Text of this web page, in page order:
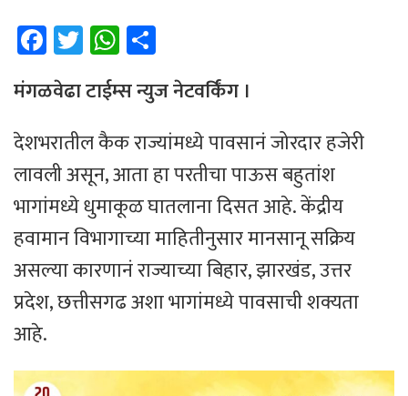
Fa
ce
b
o
ok
T
wi
tt
er
W
h
at
sA
p
p
ar
e
मंगळवेढा टाईम्स न्युज नेटवर्किंग ।
देशभरातील कैक राज्यांमध्ये पावसानं जोरदार हजेरी
लावली असून, आता हा परतीचा पाऊस बहुतांश
भागांमध्ये धुमाकूळ घातलाना दिसत आहे. केंद्रीय
हवामान विभागाच्या माहितीनुसार मानसानू सक्रिय
असल्या कारणानं राज्याच्या बिहार, झारखंड, उत्तर
प्रदेश, छत्तीसगढ अशा भागांमध्ये पावसाची शक्यता
आहे.